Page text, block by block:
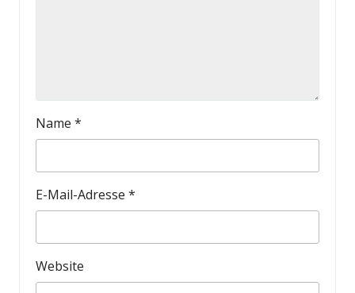
Name *
E-Mail-Adresse *
Website